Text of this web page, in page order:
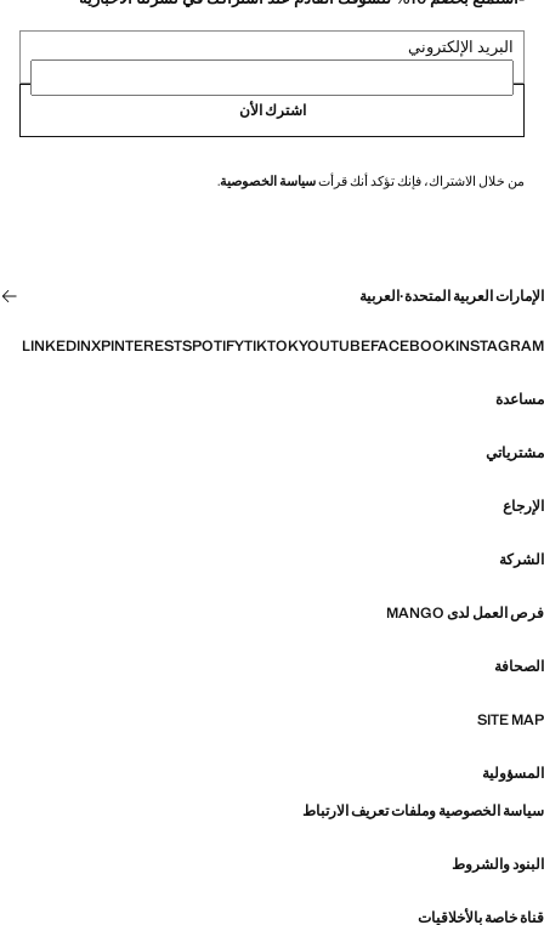
البريد الإلكتروني
اشترك الأن
من خلال الاشتراك، فإنك تؤكد أنك قرأتسياسة الخصوصية.
الإمارات العربية المتحدة·العربية
INSTAGRAM
FACEBOOK
YOUTUBE
TIKTOK
SPOTIFY
PINTEREST
X
LINKEDIN
مساعدة
مشترياتي
الإرجاع
الشركة
فرص العمل لدى MANGO
الصحافة
SITE MAP
المسؤولية
سياسة الخصوصية وملفات تعريف الارتباط
البنود والشروط
قناة خاصة بالأخلاقيات